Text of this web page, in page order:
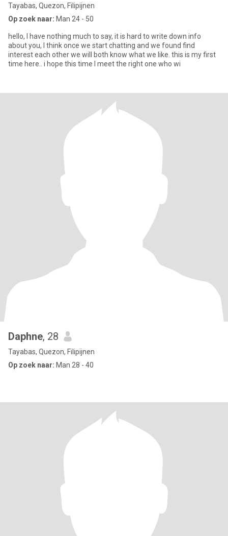
Tayabas, Quezon, Filipijnen
Op zoek naar: Man 24 - 50
hello, I have nothing much to say, it is hard to write down info
about you, I think once we start chatting and we found find
interest each other we will both know what we like. this is my first
time here.. i hope this time I meet the right one who wi
Daphne, 28
Tayabas, Quezon, Filipijnen
Op zoek naar: Man 28 - 40